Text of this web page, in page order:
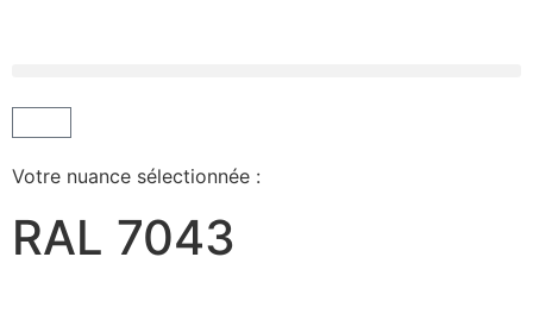
Votre nuance sélectionnée :
RAL 7043